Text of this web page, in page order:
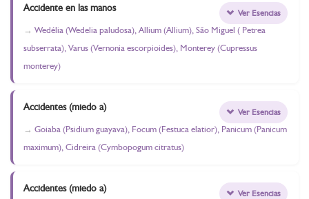
Accidente en las manos
Wedélia (Wedelia paludosa), Allium (Allium), São Miguel ( Petrea
subserrata), Varus (Vernonia escorpioides), Monterey (Cupressus
monterey)
Ver Esencias
Accidentes (miedo a)
Goiaba (Psidium guayava), Focum (Festuca elatior), Panicum (Panicum
maximum), Cidreira (Cymbopogum citratus)
Ver Esencias
Accidentes (miedo a) Ver Esencias